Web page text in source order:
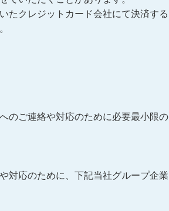
たクレジットカード会社にて決済する
のご連絡や対応のために必要最小限の
対応のために、下記当社グループ企業